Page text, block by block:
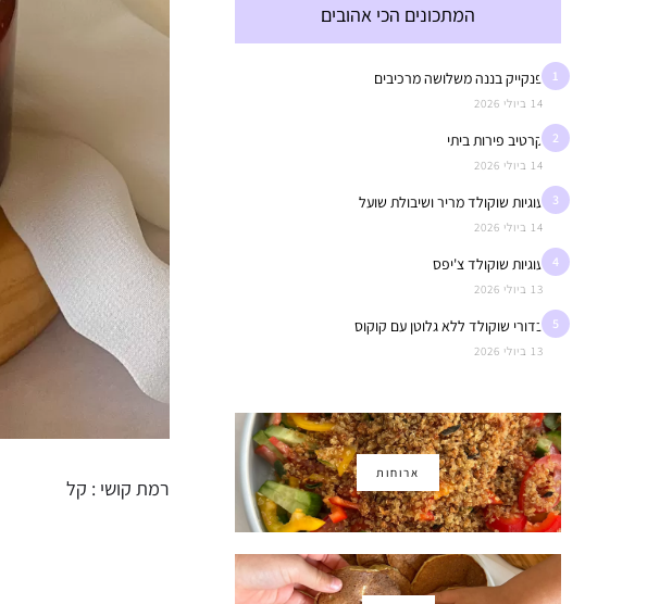
רמת קושי : קל
המתכונים הכי אהובים
1 פנקייק בננה משלושה מרכיבים
14 ביולי 2026
2 קרטיב פירות ביתי
14 ביולי 2026
3 עוגיות שוקולד מריר ושיבולת שועל
14 ביולי 2026
4 עוגיות שוקולד צ'יפס
13 ביולי 2026
5 כדורי שוקולד ללא גלוטן עם קוקוס
13 ביולי 2026
ארוחות